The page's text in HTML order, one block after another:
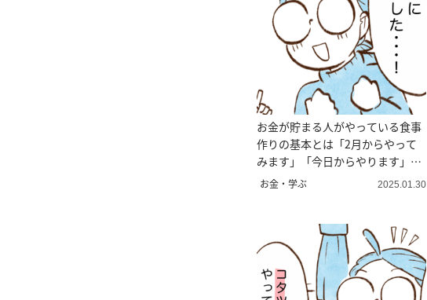
お金が貯まる人がやっている食事
作りの基本とは「2月からやって
みます」「今日からやります」
【まんが】
お金・学ぶ 2025.01.30